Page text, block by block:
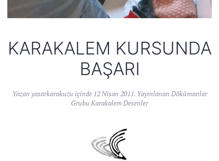
KARAKALEM KURSUNDA
BAŞARI
Yazan yasarkarakuzu içinde 12 Nisan 2011. Yayınlanan Dökümanlar
Grubu Karakalem Desenler